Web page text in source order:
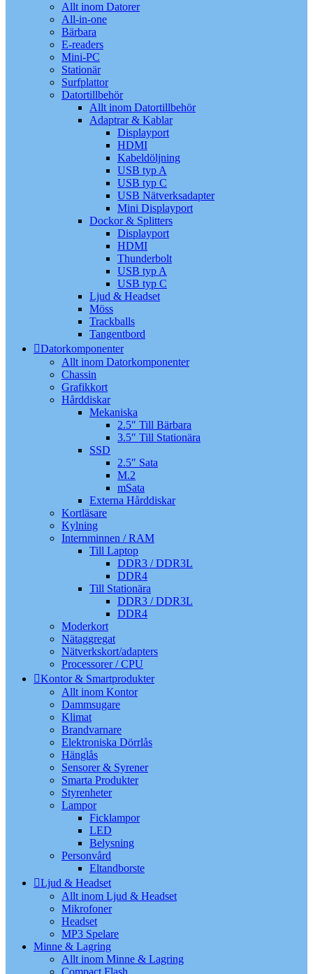
Allt inom Datorer
All-in-one
Bärbara
E-readers
Mini-PC
Stationär
Surfplattor
Datortillbehör
Allt inom Datortillbehör
Adaptrar & Kablar
Displayport
HDMI
Kabeldöljning
USB typ A
USB typ C
USB Nätverksadapter
Mini Displayport
Dockor & Splitters
Displayport
HDMI
Thunderbolt
USB typ A
USB typ C
Ljud & Headset
Möss
Trackballs
Tangentbord
Datorkomponenter
Allt inom Datorkomponenter
Chassin
Grafikkort
Hårddiskar
Mekaniska
2.5″ Till Bärbara
3.5″ Till Stationära
SSD
2.5″ Sata
M.2
mSata
Externa Hårddiskar
Kortläsare
Kylning
Internminnen / RAM
Till Laptop
DDR3 / DDR3L
DDR4
Till Stationära
DDR3 / DDR3L
DDR4
Moderkort
Nätaggregat
Nätverkskort/adapters
Processorer / CPU
Kontor & Smartprodukter
Allt inom Kontor
Dammsugare
Klimat
Brandvarnare
Elektroniska Dörrlås
Hänglås
Sensorer & Syrener
Smarta Produkter
Styrenheter
Lampor
Ficklampor
LED
Belysning
Personvård
Eltandborste
Ljud & Headset
Allt inom Ljud & Headset
Mikrofoner
Headset
MP3 Spelare
Minne & Lagring
Allt inom Minne & Lagring
Compact Flash